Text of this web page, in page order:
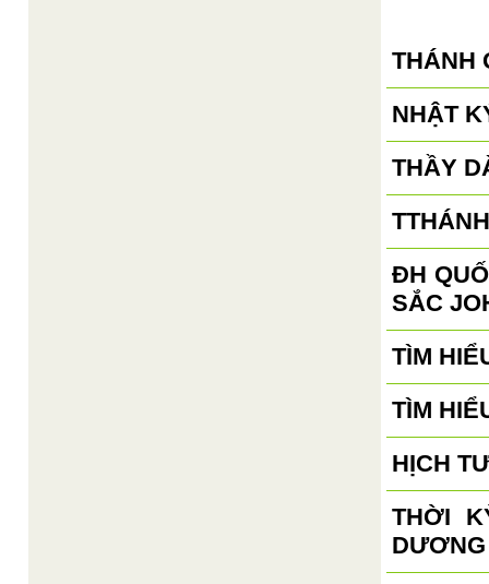
THÁNH
NHẬT
THẦY
ĐH
SẮC
TÌM
TÌM
HỊCH
THỜI